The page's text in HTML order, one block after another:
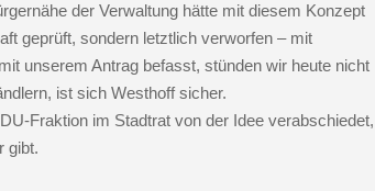
der Verwaltung hätte mit diesem Konzept
geprüft, sondern letztlich verworfen – mit
unserem Antrag befasst, stünden wir heute nicht
ist sich Westhoff sicher.
Fraktion im Stadtrat von der Idee verabschiedet,
gibt.